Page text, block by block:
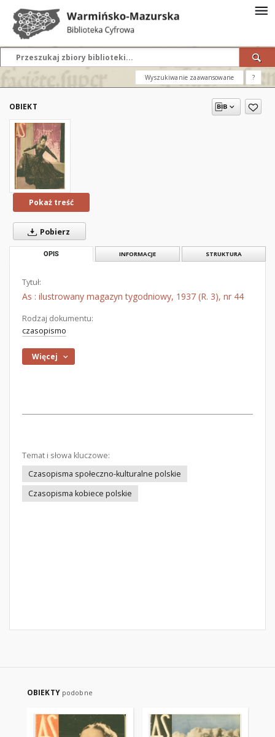
Wyszukiwanie zaawansowane ?
OBIEKT
Pokaż treść
Pobierz
OPIS INFORMACJE STRUKTURA
Tytuł:
As : ilustrowany magazyn tygodniowy, 1937 (R. 3), nr 44
Rodzaj dokumentu:
czasopismo
Więcej
Temat i słowa kluczowe:
Czasopisma społeczno-kulturalne polskie
Czasopisma kobiece polskie
OBIEKTY podobne